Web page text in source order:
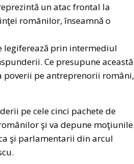
un atac frontal la
românilor, înseamnă o
legiferează prin intermediul
Ce presupune această
pe antreprenorii români,
pe cele cinci pachete de
şi va depune moţiunile
şi parlamentarii din arcul